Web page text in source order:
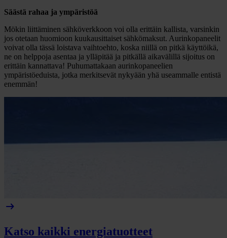
Säästä rahaa ja ympäristöä
Mökin liittäminen sähköverkkoon voi olla erittäin kallista, varsinkin
jos otetaan huomioon kuukausittaiset sähkömaksut. Aurinkopaneelit
voivat olla tässä loistava vaihtoehto, koska niillä on pitkä käyttöikä,
ne on helppoja asentaa ja ylläpitää ja pitkällä aikavälillä sijoitus on
erittäin kannattava! Puhumattakaan aurinkopaneelien
ympäristöeduista, jotka merkitsevät nykyään yhä useammalle entistä
enemmän!
arrow_right_alt
Katso kaikki energiatuotteet